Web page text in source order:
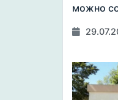
можно